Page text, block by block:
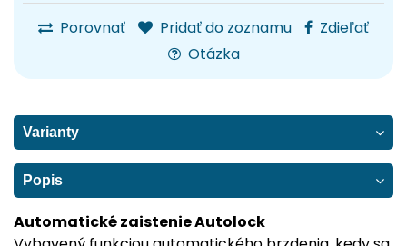
Porovnať Pridať do zoznamu
Zdieľať
Otázka
Varianty
Popis
Automatické zaistenie Autolock